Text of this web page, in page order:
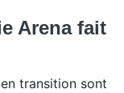
Arena fait
transition sont